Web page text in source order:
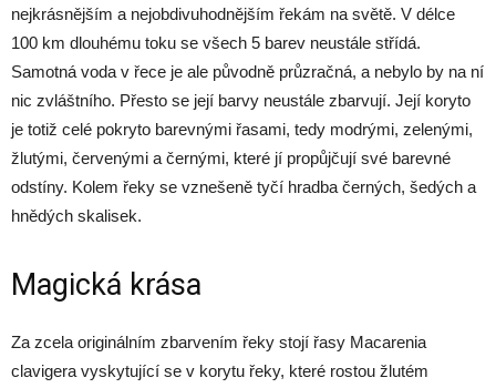
nejkrásnějším a nejobdivuhodnějším řekám na světě. V délce
100 km dlouhému toku se všech 5 barev neustále střídá.
Samotná voda v řece je ale původně průzračná, a nebylo by na ní
nic zvláštního. Přesto se její barvy neustále zbarvují. Její koryto
je totiž celé pokryto barevnými řasami, tedy modrými, zelenými,
žlutými, červenými a černými, které jí propůjčují své barevné
odstíny. Kolem řeky se vznešeně tyčí hradba černých, šedých a
hnědých skalisek.
Magická krása
Za zcela originálním zbarvením řeky stojí řasy Macarenia
clavigera vyskytující se v korytu řeky, které rostou žlutém